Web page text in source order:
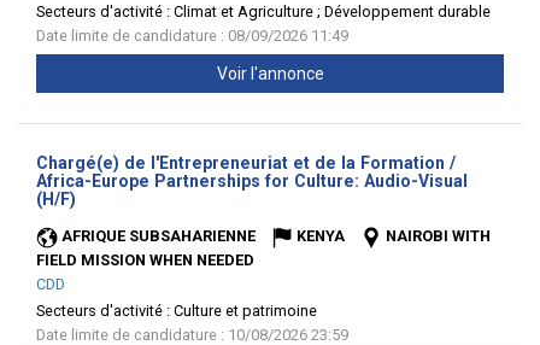
Secteurs d'activité : Climat et Agriculture ; Développement durable
Date limite de candidature : 08/09/2026 11:49
Voir l'annonce
Chargé(e) de l'Entrepreneuriat et de la Formation /
Africa-Europe Partnerships for Culture: Audio-Visual
(H/F)
AFRIQUE SUBSAHARIENNE KENYA
NAIROBI WITH
FIELD MISSION WHEN NEEDED
CDD
Secteurs d'activité : Culture et patrimoine
Date limite de candidature : 10/08/2026 23:59